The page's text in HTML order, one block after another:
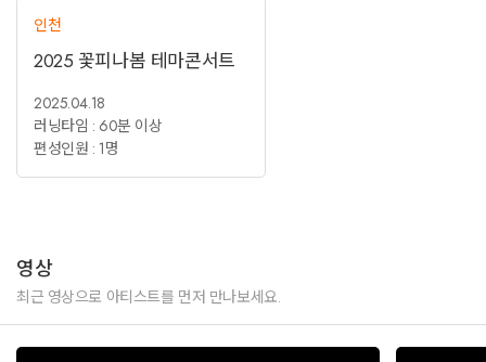
인천
2025 꽃피나봄 테마콘서트
2025.04.18
러닝타임 : 60분 이상
편성인원 : 1명
영상
최근 영상으로 아티스트를 먼저 만나보세요.